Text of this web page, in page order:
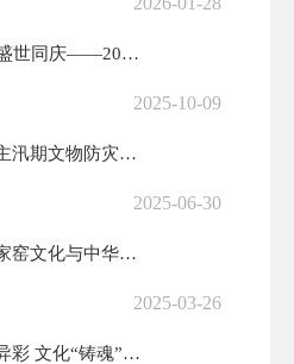
活动预告 | 月满华章·盛世同庆——2025年安定区国庆中秋系列文化...
2025-10-09
国家文物局关于加强主汛期文物防灾减灾救灾工作的通知
2025-06-30
【溯源甘肃文化】马家窑文化与中华文明起源
2025-03-26
安定区：好戏连台放异彩 文化“铸魂”惠民生